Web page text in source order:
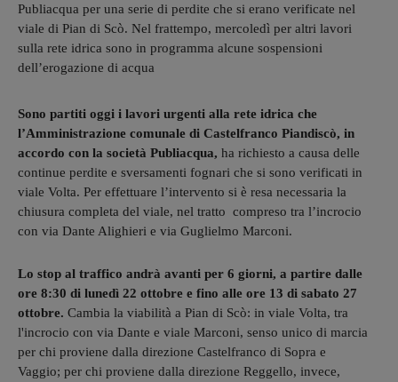
Publiacqua per una serie di perdite che si erano verificate nel
viale di Pian di Scò. Nel frattempo, mercoledì per altri lavori
sulla rete idrica sono in programma alcune sospensioni
dell’erogazione di acqua
Sono partiti oggi i lavori urgenti alla rete idrica che
l’Amministrazione comunale di Castelfranco Piandiscò, in
accordo con la società Publiacqua, ha richiesto a causa delle
continue perdite e sversamenti fognari che si sono verificati in
viale Volta. Per effettuare l’intervento si è resa necessaria la
chiusura completa del viale, nel tratto compreso tra l’incrocio
con via Dante Alighieri e via Guglielmo Marconi.
Lo stop al traffico andrà avanti per 6 giorni, a partire dalle
ore 8:30 di lunedì 22 ottobre e fino alle ore 13 di sabato 27
ottobre. Cambia la viabilità a Pian di Scò: in viale Volta, tra
l'incrocio con via Dante e viale Marconi, senso unico di marcia
per chi proviene dalla direzione Castelfranco di Sopra e
Vaggio; per chi proviene dalla direzione Reggello, invece,